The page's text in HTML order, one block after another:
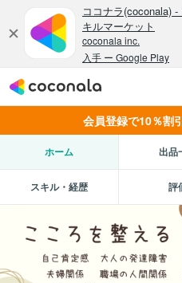
会員登録で10％割
ホーム 出品
スキル・経歴 評